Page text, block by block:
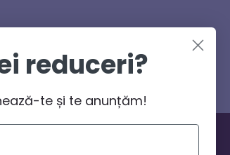
reduceri?
te și te anunțăm!